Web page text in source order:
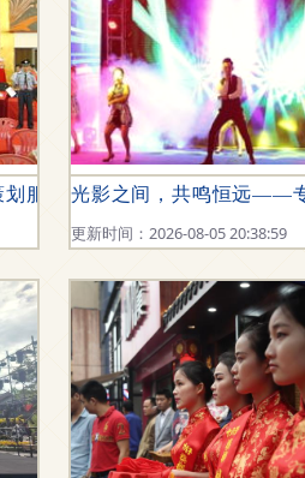
服务全解析
光影之间，共鸣恒远——
更新时间：2026-08-05 20:38:59